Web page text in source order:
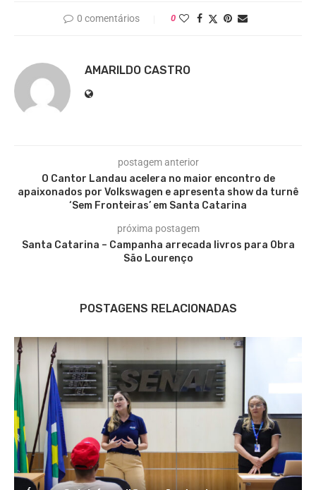
0 comentários 0
AMARILDO CASTRO
postagem anterior
O Cantor Landau acelera no maior encontro de
apaixonados por Volkswagen e apresenta show da turnê
‘Sem Fronteiras’ em Santa Catarina
próxima postagem
Santa Catarina – Campanha arrecada livros para Obra
São Lourenço
POSTAGENS RELACIONADAS